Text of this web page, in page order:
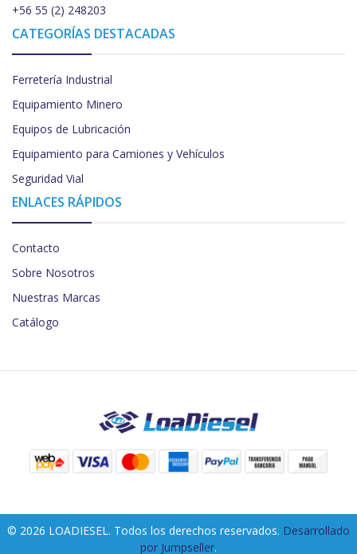
+56 55 (2) 248203
CATEGORÍAS DESTACADAS
Ferretería Industrial
Equipamiento Minero
Equipos de Lubricación
Equipamiento para Camiones y Vehículos
Seguridad Vial
ENLACES RÁPIDOS
Contacto
Sobre Nosotros
Nuestras Marcas
Catálogo
© 2026 LOADIESEL. Todos los derechos reservados. Desarrollado
por Jumpseller.